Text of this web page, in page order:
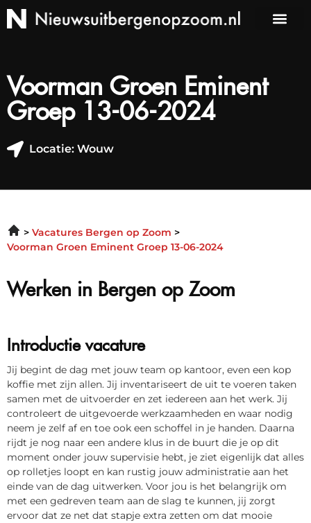
Voorman Groen Eminent
Groep 13-06-2024
Locatie: Wouw
Vacatures Bergen op Zoom
Voorman Groen Eminent Groep 13-06-2024
Werken in Bergen op Zoom
Introductie vacature
Jij begint de dag met jouw team op kantoor, even een kop
koffie met zijn allen. Jij inventariseert de uit te voeren taken
samen met de uitvoerder en zet iedereen aan het werk. Jij
controleert de uitgevoerde werkzaamheden en waar nodig
neem je zelf af en toe ook een schoffel in je handen. Daarna
rijdt je nog naar een andere klus in de buurt die je op dit
moment onder jouw supervisie hebt, je ziet eigenlijk dat alles
op rolletjes loopt en kan rustig jouw administratie aan het
einde van de dag uitwerken. Voor jou is het belangrijk om
met een gedreven team aan de slag te kunnen, jij zorgt
ervoor dat ze net dat stapje extra zetten om dat mooie